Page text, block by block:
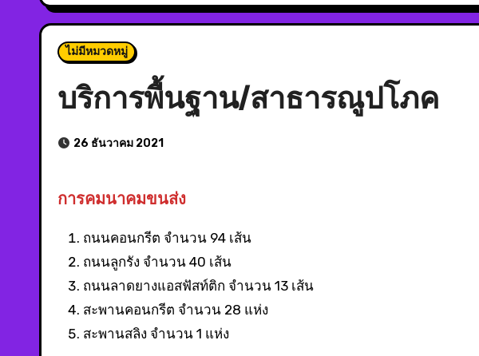
ไม่มีหมวดหมู่
บริการพื้นฐาน/สาธารณูปโภค
26 ธันวาคม 2021
การคมนาคมขนส่ง
ถนนคอนกรีต จำนวน 94 เส้น
ถนนลูกรัง จำนวน 40 เส้น
ถนนลาดยางแอสฟัสท์ติก จำนวน 13 เส้น
สะพานคอนกรีต จำนวน 28 แห่ง
สะพานสลิง จำนวน 1 แห่ง